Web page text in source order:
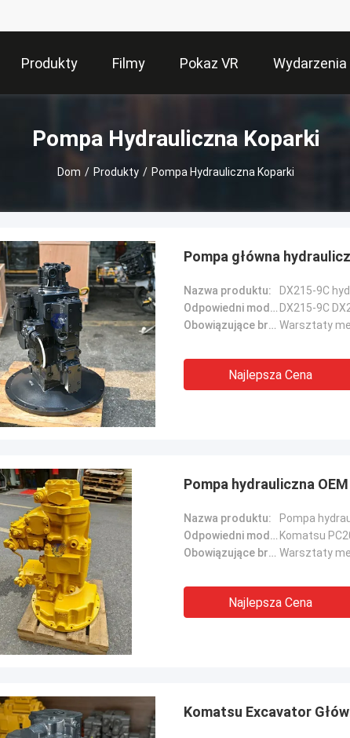
Produkty Filmy Pokaz VR Wydarzenia
Pompa Hydrauliczna Koparki
Dom / Produkty / Pompa Hydrauliczna Koparki
Pompa główna
Nazwa produktu:
Odpowiedni model maszyny:: DX215-9C
Obowiązujące branże::
Najlepsza Cena
Pompa hydrauliczna
Nazwa produktu:
Odpowiedni model maszyny:: Komatsu
Obowiązujące branże::
Najlepsza Cena
Komatsu Excavator